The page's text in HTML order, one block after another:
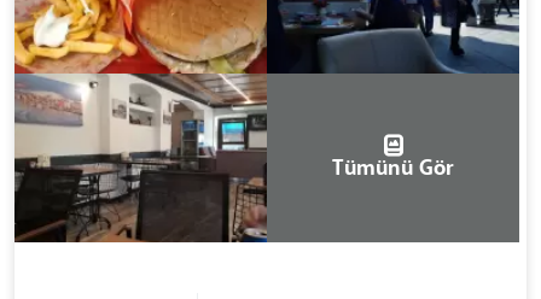
Tümünü Gör